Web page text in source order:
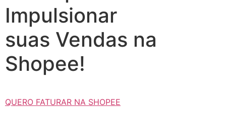
Impulsionar
suas Vendas na
Shopee!
QUERO FATURAR NA SHOPEE